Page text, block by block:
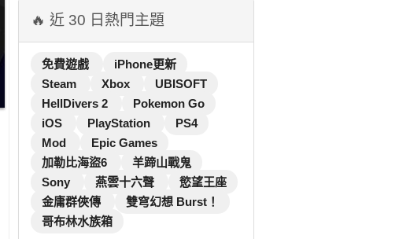
🔥 近 30 日熱門主題
免費遊戲
iPhone更新
Steam
Xbox
UBISOFT
HellDivers 2
Pokemon Go
iOS
PlayStation
PS4
Mod
Epic Games
加勒比海盜6
羊蹄山戰鬼
Sony
燕雲十六聲
慾望王座
金庸群俠傳
雙穹幻想 Burst！
哥布林水族箱